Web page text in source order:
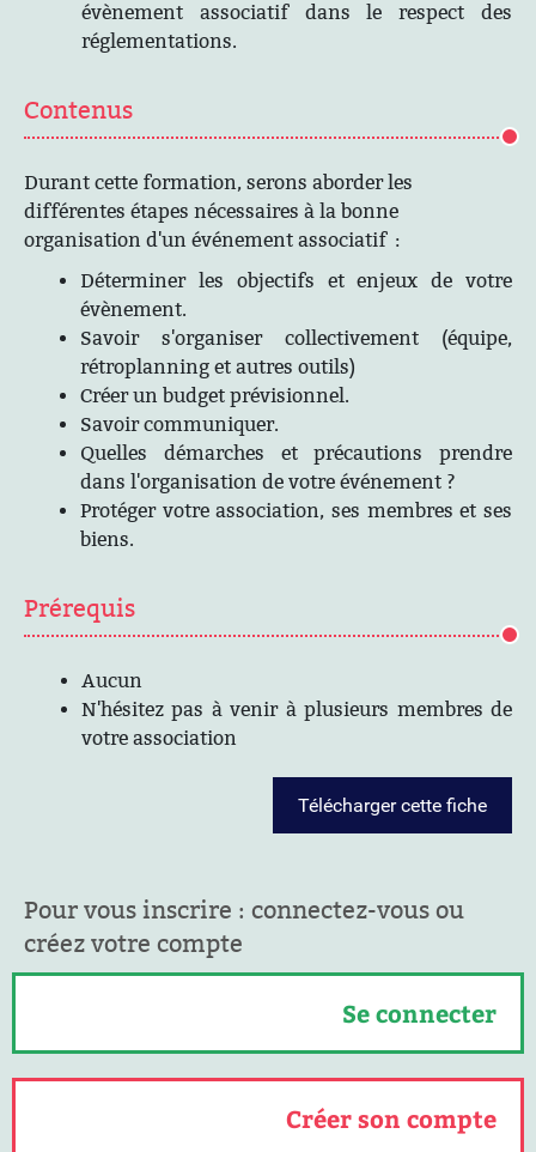
évènement associatif dans le respect des
réglementations.
Contenus
Durant cette formation, serons aborder les
différentes étapes nécessaires à la bonne
organisation d'un événement associatif :
Déterminer les objectifs et enjeux de votre
évènement.
Savoir s'organiser collectivement (équipe,
rétroplanning et autres outils)
Créer un budget prévisionnel.
Savoir communiquer.
Quelles démarches et précautions prendre
dans l'organisation de votre événement ?
Protéger votre association, ses membres et ses
biens.
Prérequis
Aucun
N'hésitez pas à venir à plusieurs membres de
votre association
Télécharger cette fiche
Pour vous inscrire : connectez-vous ou
créez votre compte
Se connecter
Créer son compte